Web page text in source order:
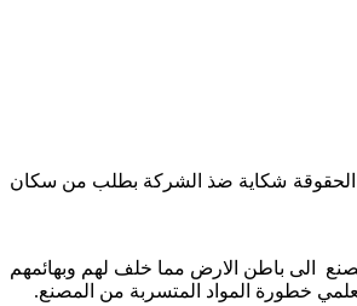
الحقوقة شكاية ضذ الشركة بطلب من سكان
الى باطن الارض مما خلف لهم وبهائمهم
خطورة المواد المتسربة من المصنع.